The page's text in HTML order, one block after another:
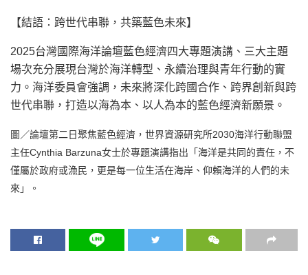
【結語：跨世代串聯，共築藍色未來】
2025台灣國際海洋論壇藍色經濟四大專題演講、三大主題
場次充分展現台灣於海洋轉型、永續治理與青年行動的實
力。海洋委員會強調，未來將深化跨國合作、跨界創新與跨
世代串聯，打造以海為本、以人為本的藍色經濟新願景。
圖／論壇第二日聚焦藍色經濟，世界資源研究所2030海洋行動聯盟
主任Cynthia Barzuna女士於專題演講指出「海洋是共同的責任，不
僅屬於政府或漁民，更是每一位生活在海岸、仰賴海洋的人們的未
來」。